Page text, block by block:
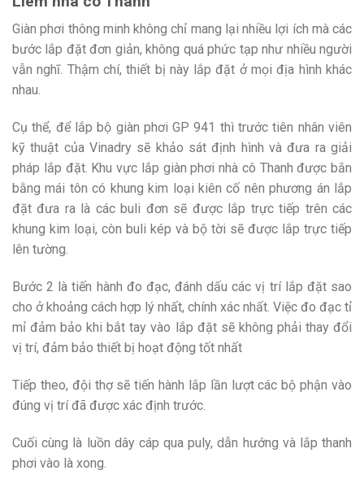
Giàn phơi thông minh không chỉ mang lại nhiều lợi ích mà các
bước lắp đặt đơn giản, không quá phức tạp như nhiều người
vẫn nghĩ. Thậm chí, thiết bị này lắp đặt ở mọi địa hình khác
nhau.
Cụ thể, để lắp bộ giàn phơi GP 941 thì trước tiên nhân viên
kỹ thuật của Vinadry sẽ khảo sát định hình và đưa ra giải
pháp lắp đặt. Khu vực lắp giàn phơi nhà cô Thanh được bắn
bằng mái tôn có khung kim loại kiên cố nên phương án lắp
đặt đưa ra là các buli đơn sẽ được lắp trực tiếp trên các
khung kim loại, còn buli kép và bộ tời sẽ được lắp trực tiếp
lên tường.
Bước 2 là tiến hành đo đạc, đánh dấu các vị trí lắp đặt sao
cho ở khoảng cách hợp lý nhất, chính xác nhất. Việc đo đạc tỉ
mỉ đảm bảo khi bắt tay vào lắp đặt sẽ không phải thay đổi
vị trí, đảm bảo thiết bị hoạt động tốt nhất
Tiếp theo, đội thợ sẽ tiến hành lắp lần lượt các bộ phận vào
đúng vị trí đã được xác định trước.
Cuối cùng là luồn dây cáp qua puly, dẫn hướng và lắp thanh
phơi vào là xong.